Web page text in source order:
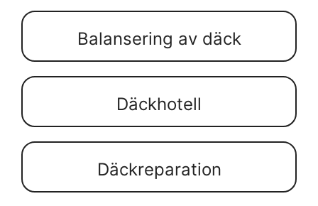
Balansering av däck
Däckhotell
Däckreparation